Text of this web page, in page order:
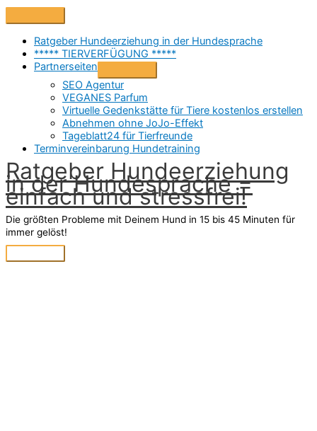
Zum
Inhalt
springen
Above
Header
Ratgeber Hundeerziehung in der Hundesprache
***** TIERVERFÜGUNG *****
Partnerseiten
SEO Agentur
VEGANES Parfum
Virtuelle Gedenkstätte für Tiere kostenlos erstellen
Abnehmen ohne JoJo-Effekt
Tageblatt24 für Tierfreunde
Terminvereinbarung Hundetraining
Ratgeber Hundeerziehung
in der Hundesprache =
einfach und stressfrei!
Die größten Probleme mit Deinem Hund in 15 bis 45 Minuten für
immer gelöst!
Hauptmenü